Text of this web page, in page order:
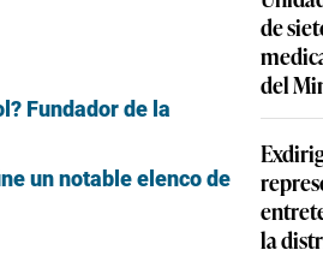
Fundador de la
un notable elenco de
de
del
la